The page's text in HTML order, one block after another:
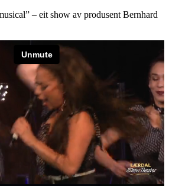
– eit show av produsent Bernhard